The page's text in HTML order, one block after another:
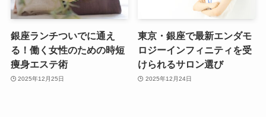
銀座ランチついでに通え
る！働く女性のための時短
痩身エステ術
2025年12月25日
東京・銀座で最新エンダモ
ロジーインフィニティを受
けられるサロン選び
2025年12月24日